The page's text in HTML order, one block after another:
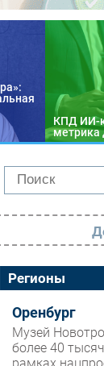
КПД ИИ-
метрика
РАЗДЕЛЫ
Новости
Аналитика
Регионы
Оренбург
Музей
более 40